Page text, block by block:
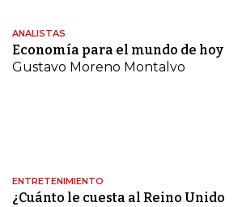
ANALISTAS
Economía para el mundo de hoy
Gustavo Moreno Montalvo
ENTRETENIMIENTO
¿Cuánto le cuesta al Reino Unido